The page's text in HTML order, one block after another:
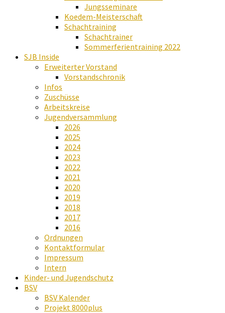
Jungsseminare
Koedem-Meisterschaft
Schachtraining
Schachtrainer
Sommerferientraining 2022
SJB Inside
Erweiterter Vorstand
Vorstandschronik
Infos
Zuschüsse
Arbeitskreise
Jugendversammlung
2026
2025
2024
2023
2022
2021
2020
2019
2018
2017
2016
Ordnungen
Kontaktformular
Impressum
Intern
Kinder- und Jugendschutz
BSV
BSV Kalender
Projekt 8000plus